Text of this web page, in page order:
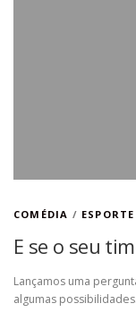
COMÉDIA / ESPORTE
E se o seu
Lançamos uma
algumas